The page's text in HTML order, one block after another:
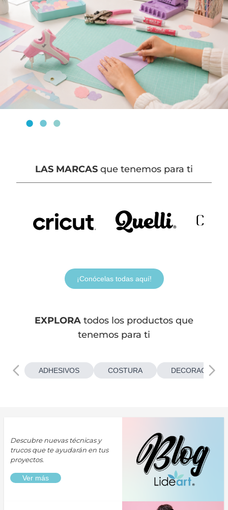
LAS MARCAS que tenemos para ti
¡Conócelas todas aquí!
EXPLORA todos los productos que
tenemos para ti
ADHESIVOS COSTURA
Descubre nuevas técnicas y
trucos que te ayudarán en tus
proyectos.
Ver más